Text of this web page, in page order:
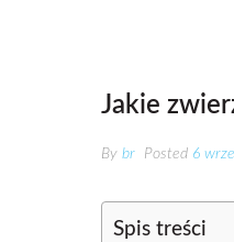
Jakie
By br Posted 6
Spis treści